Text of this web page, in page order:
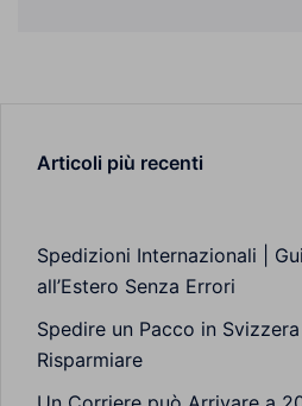
Articoli più recenti
Spedizioni Internazionali |
all’Estero Senza Errori
Spedire un Pacco in
Risparmiare